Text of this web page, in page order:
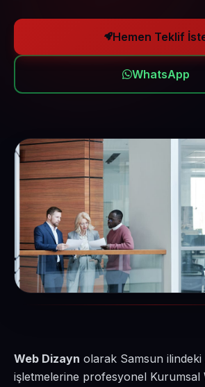
Hemen Teklif
WhatsApp
Web Dizayn olarak Samsun ilindeki
işletmelerine profesyonel Kurumsal